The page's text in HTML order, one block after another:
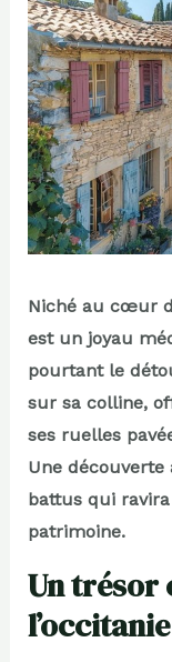
Niché au cœur
est un joyau
pourtant le
sur sa colline,
ses ruelles
Une
battus qui
patrimoine.
Un trésor
l’occitanie